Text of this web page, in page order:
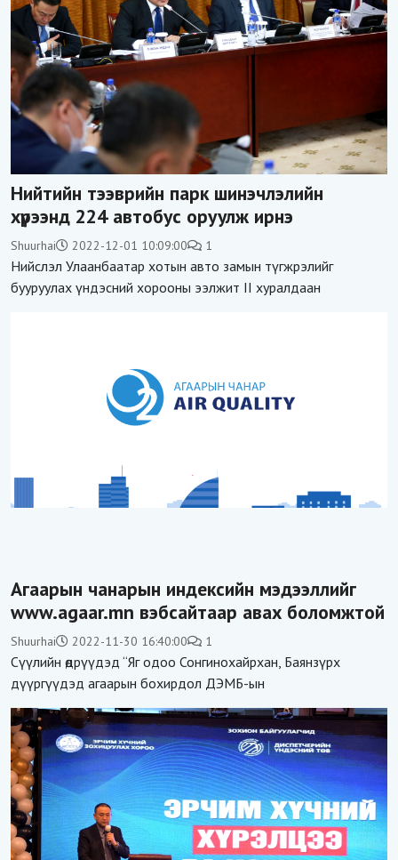
Нийтийн тээврийн парк шинэчлэлийн
хүрээнд 224 автобус оруулж ирнэ
Shuurhai 2022-12-01 10:09:00 1
Нийслэл Улаанбаатар хотын авто замын түгжрэлийг
бууруулах үндэсний хорооны ээлжит II хуралдаан
Агаарын чанарын индексийн мэдээллийг
www.agaar.mn вэбсайтаар авах боломжтой
Shuurhai 2022-11-30 16:40:00 1
Сүүлийн өдрүүдэд “Яг одоо Сонгинохайрхан, Баянзүрх
дүүргүүдэд агаарын бохирдол ДЭМБ-ын